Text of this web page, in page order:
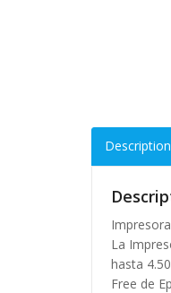
Description
La
hasta
Free de